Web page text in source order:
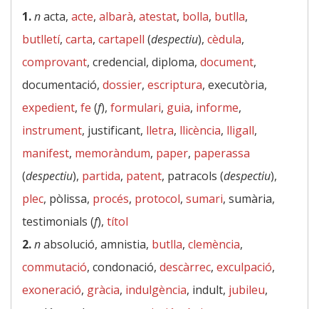
1.nacta, acte, albarà, atestat, bolla, butlla,
butlletí, carta, cartapell (despectiu), cèdula,
comprovant, credencial, diploma, document,
documentació, dossier, escriptura, executòria,
expedient, fe (f), formulari, guia, informe,
instrument, justificant, lletra, llicència, lligall,
manifest, memoràndum, paper, paperassa
(despectiu), partida, patent, patracols (despectiu),
plec, pòlissa, procés, protocol, sumari, sumària,
testimonials (f), títol
2.nabsolució, amnistia, butlla, clemència,
commutació, condonació, descàrrec, exculpació,
exoneració, gràcia, indulgència, indult, jubileu,